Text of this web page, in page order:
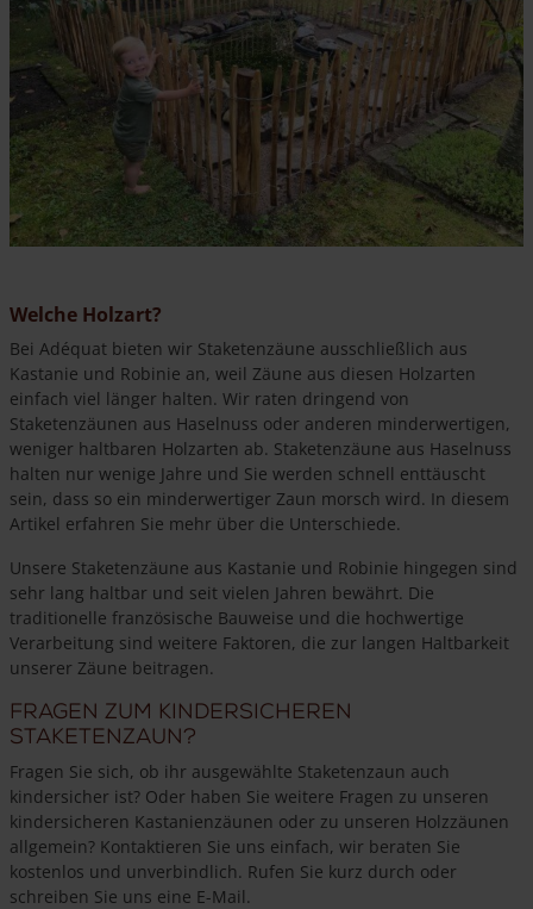
Welche Holzart?
Bei Adéquat bieten wir Staketenzäune ausschließlich aus
Kastanie und Robinie an, weil Zäune aus diesen Holzarten
einfach viel länger halten. Wir raten dringend von
Staketenzäunen aus Haselnuss oder anderen minderwertigen,
weniger haltbaren Holzarten ab. Staketenzäune aus Haselnuss
halten nur wenige Jahre und Sie werden schnell enttäuscht
sein, dass so ein minderwertiger Zaun morsch wird. In diesem
Artikel erfahren Sie mehr über die Unterschiede.
Unsere Staketenzäune aus Kastanie und Robinie hingegen sind
sehr lang haltbar und seit vielen Jahren bewährt. Die
traditionelle französische Bauweise und die hochwertige
Verarbeitung sind weitere Faktoren, die zur langen Haltbarkeit
unserer Zäune beitragen.
Fragen zum kindersicheren
Staketenzaun?
Fragen Sie sich, ob ihr ausgewählte Staketenzaun auch
kindersicher ist? Oder haben Sie weitere Fragen zu unseren
kindersicheren Kastanienzäunen oder zu unseren Holzzäunen
allgemein? Kontaktieren Sie uns einfach, wir beraten Sie
kostenlos und unverbindlich. Rufen Sie kurz durch oder
schreiben Sie uns eine E-Mail.